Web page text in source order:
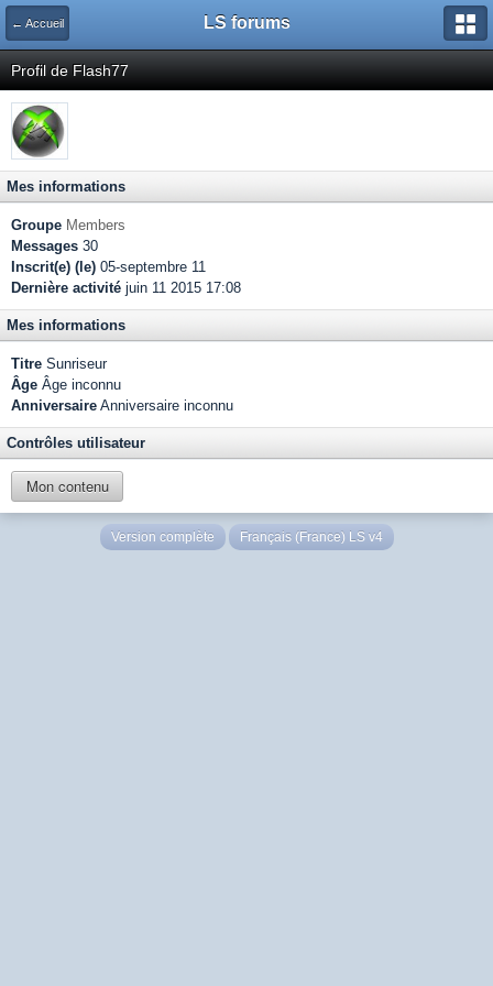
← Accueil LS forums
Profil de Flash77
Mes informations
Groupe Members
Messages 30
Inscrit(e) (le) 05-septembre 11
Dernière activité juin 11 2015 17:08
Mes informations
Titre Sunriseur
Âge Âge inconnu
Anniversaire Anniversaire inconnu
Contrôles utilisateur
Mon contenu
Version complète Français (France) LS v4